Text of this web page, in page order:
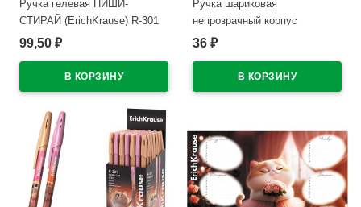
Ручка гелевая ПИШИ-
СТИРАЙ (ErichKrause) R-301
Магия Френч (Magic Frenchie)
99,50 ₽
Ручка шариковая
непрозрачный корпус
(ErichKrause) Техно Дино
арт.65178 (Ст.50)
36 ₽